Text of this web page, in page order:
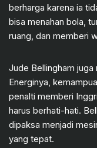
berharga karena ia
bisa menahan bola,
ruang, dan memberi
Jude Bellingham
Energinya,
penalti memberi
harus berhati-hati.
dipaksa menjadi
yang tepat.